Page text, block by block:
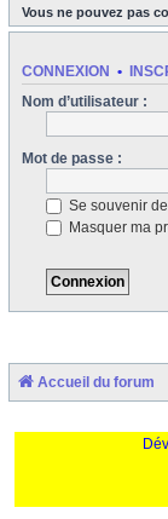
Vous ne pouvez pas
CONNEXION •
Nom d’utilisateur :
Mot de passe :
Se souvenir
Masquer ma
Accueil du forum